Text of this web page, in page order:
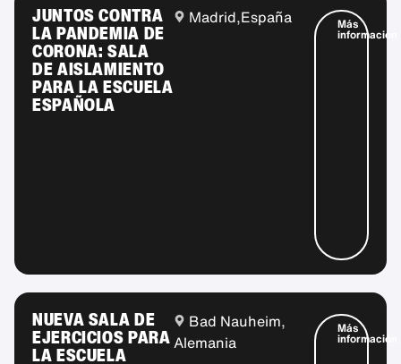
JUNTOS CONTRA
LA PANDEMIA DE
CORONA: SALA
DE AISLAMIENTO
PARA LA ESCUELA
ESPAÑOLA
Madrid,España Más
información
NUEVA SALA DE
EJERCICIOS PARA
LA ESCUELA
Bad Nauheim,
Alemania
Más
información